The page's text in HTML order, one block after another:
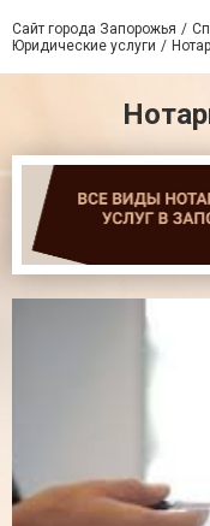
Сайт города Запорожья
Юридические услуги